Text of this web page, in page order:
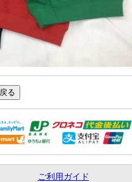
ご利用ガイド